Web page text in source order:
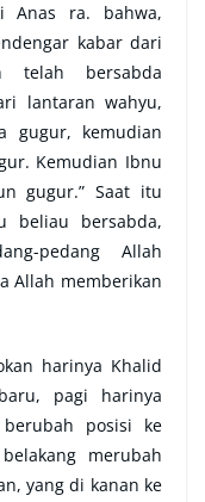
Anas ra. bahwa,
kabar dari
telah bersabda
lantaran wahyu,
gugur, kemudian
Kemudian Ibnu
gugur.” Saat itu
beliau bersabda,
pedang Allah
Allah memberikan
harinya Khalid
pagi harinya
posisi ke
merubah
yang di kanan ke